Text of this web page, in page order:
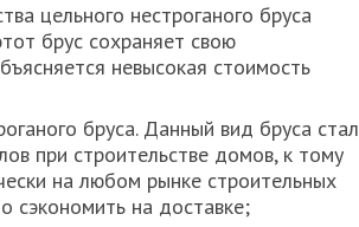
цельного нестроганого бруса
брус сохраняет свою
невысокая стоимость
бруса. Данный вид бруса стал
при строительстве домов, к тому
на любом рынке строительных
сэкономить на доставке;